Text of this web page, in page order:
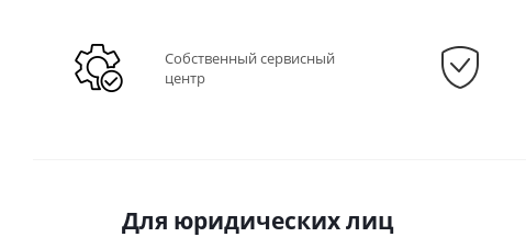
Собственный сервисный
центр
Для юридических лиц